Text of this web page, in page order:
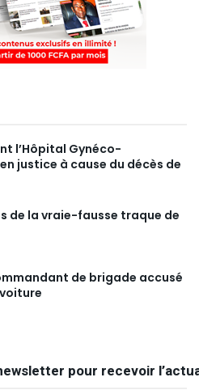
l’Hôpital Gynéco-
justice à cause du décès de
de la vraie-fausse traque de
de brigade accusé
pour recevoir